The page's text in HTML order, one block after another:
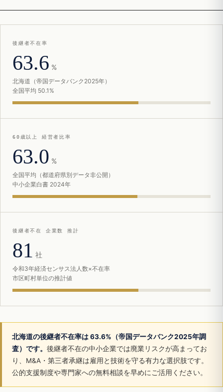
後継者不在率
63.6 %
北海道（帝国データバンク2025年）
全国平均 50.1%
60歳以上 経営者比率
63.0 %
全国平均（都道府県別データ非公開）
中小企業白書 2024年
後継者不在 企業数 推計
81 社
令和3年経済センサス法人数×不在率
市区町村単位の推計値
北海道の後継者不在率は 63.6%（帝国データバンク2025年調
査）です。 後継者不在の中小企業では廃業リスクが高まってお
り、M&A・第三者承継は雇用と技術を守る有力な選択肢です。
公的支援制度や専門家への無料相談を早めにご活用ください。